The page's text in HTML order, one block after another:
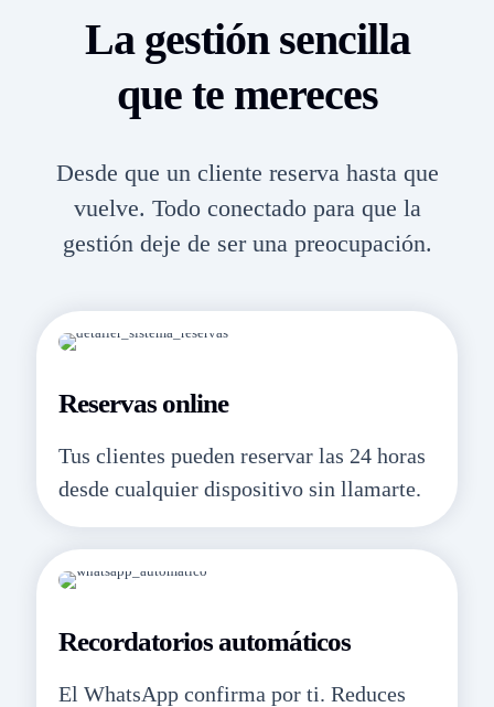
La gestión sencilla
que te mereces
Desde que un cliente reserva hasta que
vuelve. Todo conectado para que la
gestión deje de ser una preocupación.
Reservas online
Tus clientes pueden reservar las 24 horas
desde cualquier dispositivo sin llamarte.
Recordatorios automáticos
El WhatsApp confirma por ti. Reduces